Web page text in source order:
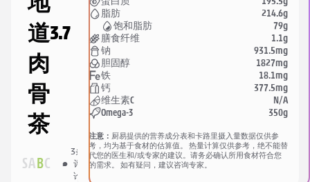
地
道
肉
骨
茶
3.7
SA BC
3条
评
论
16
人
收
分
享
脂肪 214.6g
饱和脂肪 79g
膳食纤维 1.1g
钠 931.5mg
胆固醇 1827mg
铁 18.1mg
钙 377.5mg
维生素C N/A
Omega-3 350g
注意： 厨易提供的营养成分表和卡路里摄入量数据仅供参
考，均为基于食材的估算值。 热量计算仅供参考，绝不能替
代您的医生和/或专家的建议。请务必确认所用食材符合您
的需求。 如有疑问，建议咨询专家。